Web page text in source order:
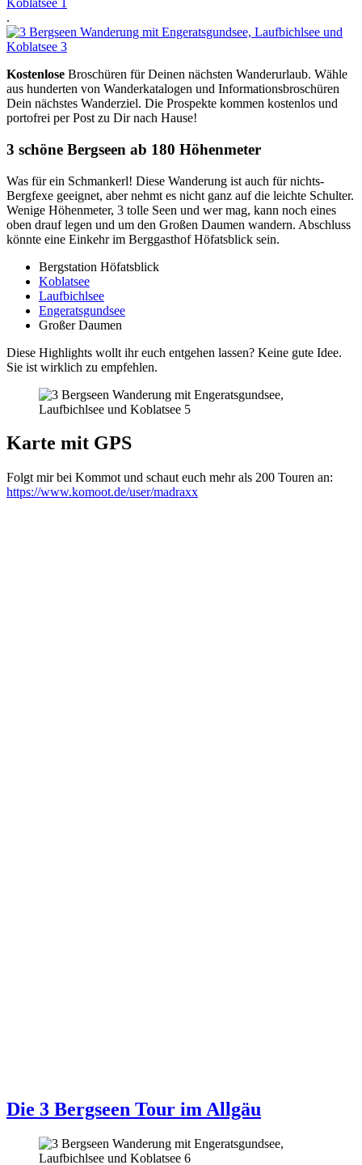
.
Kostenlose Broschüren für Deinen nächsten Wanderurlaub. Wähle
aus hunderten von Wanderkatalogen und Informationsbroschüren
Dein nächstes Wanderziel. Die Prospekte kommen kostenlos und
portofrei per Post zu Dir nach Hause!
3 schöne Bergseen ab 180 Höhenmeter
Was für ein Schmankerl! Diese Wanderung ist auch für nichts-
Bergfexe geeignet, aber nehmt es nicht ganz auf die leichte Schulter.
Wenige Höhenmeter, 3 tolle Seen und wer mag, kann noch eines
oben drauf legen und um den Großen Daumen wandern. Abschluss
könnte eine Einkehr im Berggasthof Höfatsblick sein.
Bergstation Höfatsblick
Koblatsee
Laufbichlsee
Engeratsgundsee
Großer Daumen
Diese Highlights wollt ihr euch entgehen lassen? Keine gute Idee.
Sie ist wirklich zu empfehlen.
Karte mit GPS
Folgt mir bei Kommot und schaut euch mehr als 200 Touren an:
https://www.komoot.de/user/madraxx
Die 3 Bergseen Tour im Allgäu